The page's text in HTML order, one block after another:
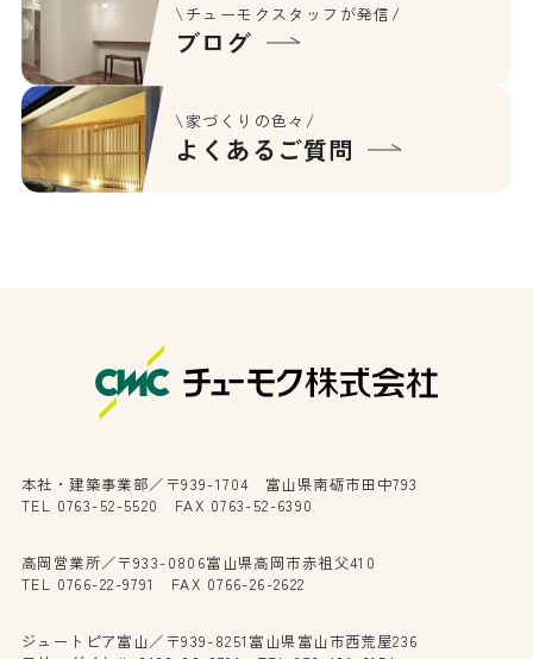
\チューモクスタッフが発信/
ブログ
\家づくりの色々/
よくあるご質問
本社・建築事業部／〒939-1704 富山県南砺市田中793
TEL 0763-52-5520 FAX 0763-52-6390
高岡営業所／〒933-0806富山県高岡市赤祖父410
TEL 0766-22-9791 FAX 0766-26-2622
ジュートピア富山／〒939-8251富山県富山市西荒屋236